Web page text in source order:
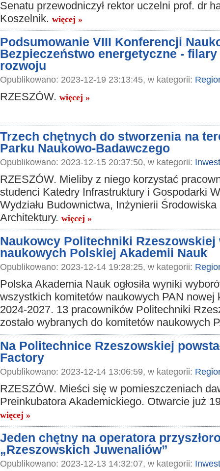
Senatu przewodniczył rektor uczelni prof. dr
Koszelnik. więcej »
Podsumowanie VIII Konferencji
Bezpieczeństwo energetyczne -
rozwoju
Opublikowano: 2023-12-19 23:13:45, w kategorii:
RZESZÓW. więcej »
Trzech chętnych do stworzenia na
Parku Naukowo-Badawczego
Opublikowano: 2023-12-15 20:37:50, w kategorii:
RZESZÓW. Mieliby z niego korzystać
studenci Katedry Infrastruktury i Gospodarki
Wydziału Budownictwa, Inżynierii Środowiska
Architektury. więcej »
Naukowcy Politechniki Rzeszowskiej
naukowych Polskiej Akademii Nauk
Opublikowano: 2023-12-14 19:28:25, w kategorii:
Polska Akademia Nauk ogłosiła wyniki
wszystkich komitetów naukowych PAN nowej
2024-2027. 13 pracowników Politechniki
zostało wybranych do komitetów naukowych
Na Politechnice Rzeszowskiej
Factory
Opublikowano: 2023-12-14 13:06:59, w kategorii:
RZESZÓW. Mieści się w pomieszczeniach
Preinkubatora Akademickiego. Otwarcie już
więcej »
Jeden chętny na operatora
„Rzeszowskich Juwenaliów”
Opublikowano: 2023-12-13 14:32:07, w kategorii: